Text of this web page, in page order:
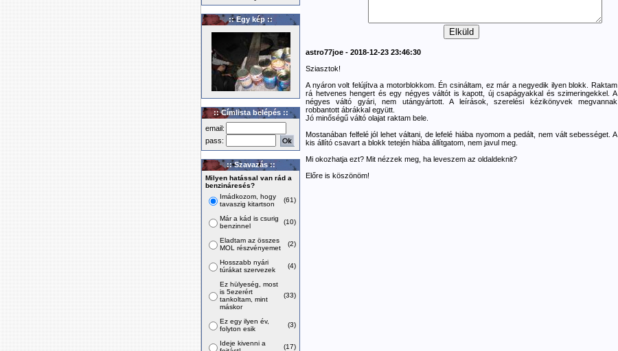
:: Egy kép ::
:: Címlista belépés ::
email:
pass:
:: Szavazás ::
Milyen hatással van rád a
benzináresés?
Imádkozom, hogy
tavaszig kitartson
(61)
Már a kád is csurig
benzinnel
(10)
Eladtam az összes
MOL részvényemet
(2)
Hosszabb nyári
túrákat szervezek
(4)
Ez hülyeség, most
is 5ezerért
tankoltam, mint
máskor
(33)
Ez egy ilyen év,
folyton esik
(3)
Ideje kivenni a
(17)
astro77joe - 2018-12-23 23:46:30
Sziasztok!
A nyáron volt felújítva a motorblokkom. Én csináltam, ez már a negyedik ilyen blokk. Raktam
rá hetvenes hengert és egy négyes váltót is kapott, új csapágyakkal és szimeringekkel. A
négyes váltó gyári, nem utángyártott. A leírások, szerelési kézikönyvek megvannak
robbantott ábrákkal együtt.
Jó minőségű váltó olajat raktam bele.
Mostanában felfelé jól lehet váltani, de lefelé hiába nyomom a pedált, nem vált sebességet. A
kis állító csavart a blokk tetején hiába állítgatom, nem javul meg.
Mi okozhatja ezt? Mit nézzek meg, ha leveszem az oldaldeknit?
Előre is köszönöm!